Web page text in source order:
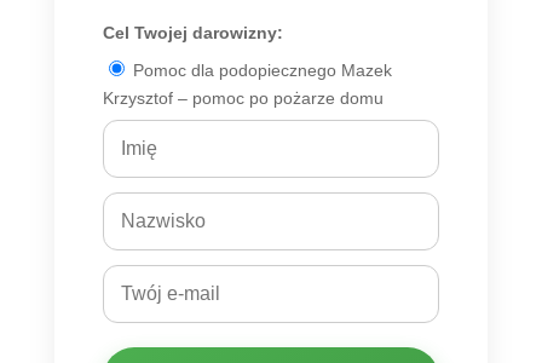
Cel Twojej darowizny:
Pomoc dla podopiecznego Mazek
Krzysztof – pomoc po pożarze domu